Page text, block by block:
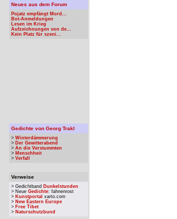
Neues aus dem Forum
Pojatz empfängt Mord...
Bot-Anmeldungen
Lesen im Krieg
Aufzeichnungen von de...
Kein Platz für szeni...
Gedichte von Georg Trakl
> Winterdämmerung
> Der Gewitterabend
> An die Verstummten
> Menschheit
> Verfall
Verweise
> Gedichtband Dunkelstunden
> Neue Gedichte: fahnenrost
> Kunstportal xarto.com
> New Eastern Europe
> Free Tibet
> Naturschutzbund